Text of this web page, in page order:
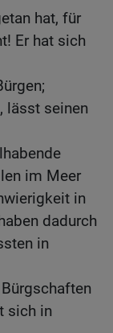
hat, für
Er hat sich
lässt seinen
im Meer
in
dadurch
in
sich in